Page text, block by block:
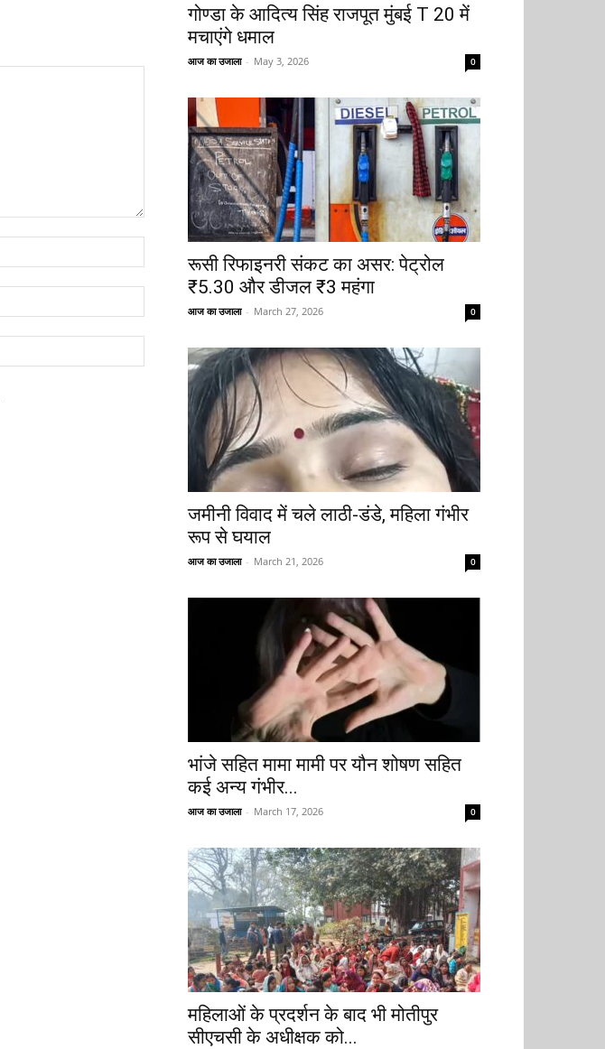
गोण्डा के आदित्य सिंह राजपूत मुंबई T 20 में
मचाएंगे धमाल
आज का उजाला - May 3, 2026 0
रूसी रिफाइनरी संकट का असर: पेट्रोल
₹5.30 और डीजल ₹3 महंगा
आज का उजाला - March 27, 2026 0
जमीनी विवाद में चले लाठी-डंडे, महिला गंभीर
रूप से घयाल
आज का उजाला - March 21, 2026 0
भांजे सहित मामा मामी पर यौन शोषण सहित
कई अन्य गंभीर...
आज का उजाला - March 17, 2026 0
महिलाओं के प्रदर्शन के बाद भी मोतीपुर
सीएचसी के अधीक्षक को...